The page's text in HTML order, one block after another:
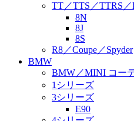
TT／TTS／TTRS／
8N
8J
8S
R8／Coupe／Spyder
BMW
BMW／MINI コー
1シリーズ
3シリーズ
E90